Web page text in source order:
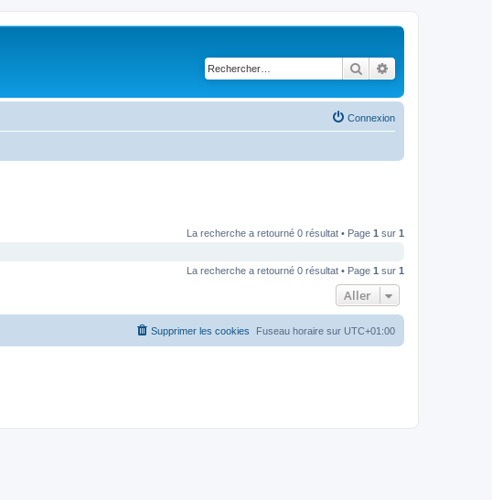
Rechercher
Connexion
La recherche a retourné 0 résultat • Page 1 sur 1
La recherche a retourné 0 résultat • Page 1 sur 1
Aller
Fuseau horaire sur UTC+01:00
Supprimer les cookies